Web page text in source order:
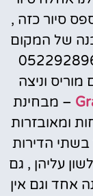
סיור כזה ,
של המקום
של ניצה: 0522928966
מוריס וניצה
– מבחינת
ומאובזרות
בשתי הדירות
עליהן , גם
אחד וגם אין